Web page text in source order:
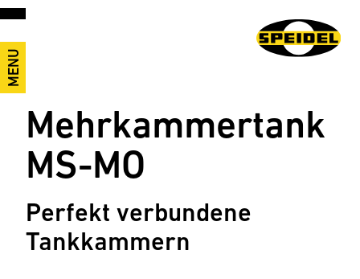
MENU
Mehrkammertank
MS-MO
Perfekt verbundene
Tankkammern